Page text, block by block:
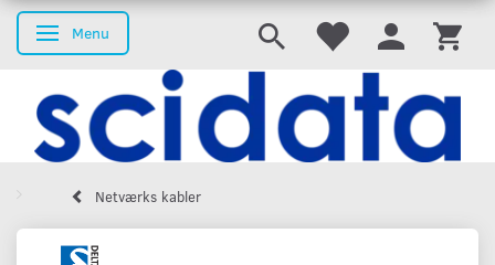
Skifte navigation
Menu
Netværks kabler